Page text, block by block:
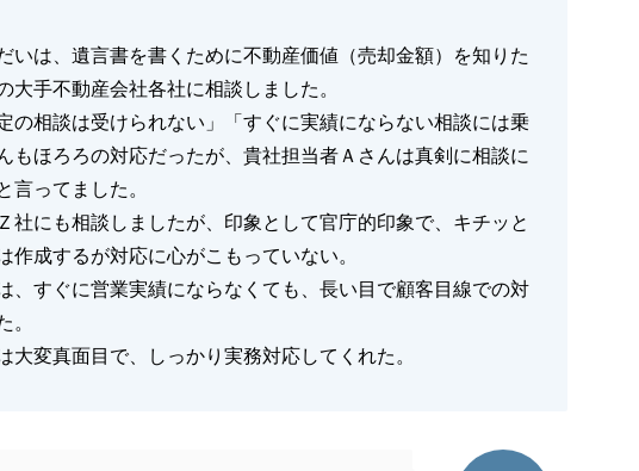
いは、遺言書を書くために不動産価値（売却金額）を知りた
大手不動産会社各社に相談しました。
の相談は受けられない」「すぐに実績にならない相談には乗
もほろろの対応だったが、貴社担当者Ａさんは真剣に相談に
言ってました。
社にも相談しましたが、印象として官庁的印象で、キチッと
作成するが対応に心がこもっていない。
、すぐに営業実績にならなくても、長い目で顧客目線での対
。
大変真面目で、しっかり実務対応してくれた。